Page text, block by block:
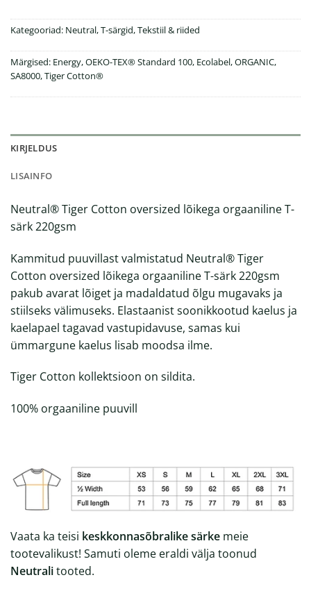
Kategooriad: Neutral,T-särgid,Tekstiil & riided
Märgised: Energy,OEKO-TEX® Standard 100, Ecolabel,ORGANIC,
SA8000,Tiger Cotton®
KIRJELDUS
LISAINFO
Neutral® Tiger Cotton oversized lõikega orgaaniline T-
särk 220gsm
Kammitud puuvillast valmistatud Neutral® Tiger
Cotton oversized lõikega orgaaniline T-särk 220gsm
pakub avarat lõiget ja madaldatud õlgu mugavaks ja
stiilseks välimuseks. Elastaanist soonikkootud kaelus ja
kaelapael tagavad vastupidavuse, samas kui
ümmargune kaelus lisab moodsa ilme.
Tiger Cotton kollektsioon on sildita.
100% orgaaniline puuvill
Vaata ka teisi keskkonnasõbralike särke meie
tootevalikust! Samuti oleme eraldi välja toonud
Neutralitooted.